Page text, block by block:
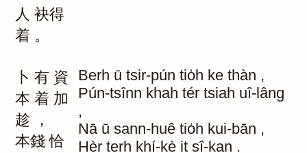
人 袂得
着 。
卜 有 資
本 着 加
趁
，
本錢 恰
Berh ū tsir-pún tio̍h ke thàn ,
Pún-tsînn khah tér tsiah uî-lâng
,
Nā ū sann-huê tio̍h kui-bān ,
Hèr terh khí-kè it sî-kan .